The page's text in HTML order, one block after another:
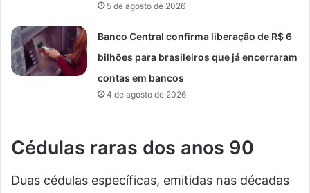
5 de agosto de 2026
Banco Central confirma liberação de R$ 6
bilhões para brasileiros que já encerraram
contas em bancos
4 de agosto de 2026
Cédulas raras dos anos 90
Duas cédulas específicas, emitidas nas décadas